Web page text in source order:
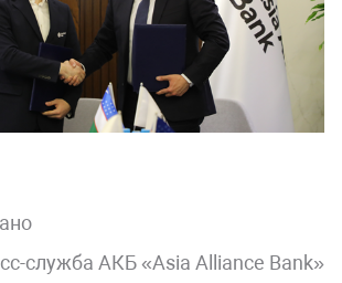
служба АКБ «Asia Alliance Bank»